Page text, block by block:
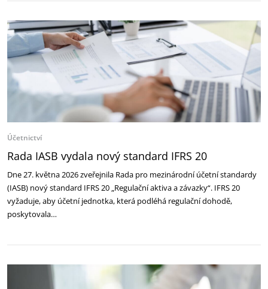
Účetnictví
Rada IASB vydala nový standard IFRS 20
Dne 27. května 2026 zveřejnila Rada pro mezinárodní účetní standardy
(IASB) nový standard IFRS 20 „Regulační aktiva a závazky“. IFRS 20
vyžaduje, aby účetní jednotka, která podléhá regulační dohodě,
poskytovala…